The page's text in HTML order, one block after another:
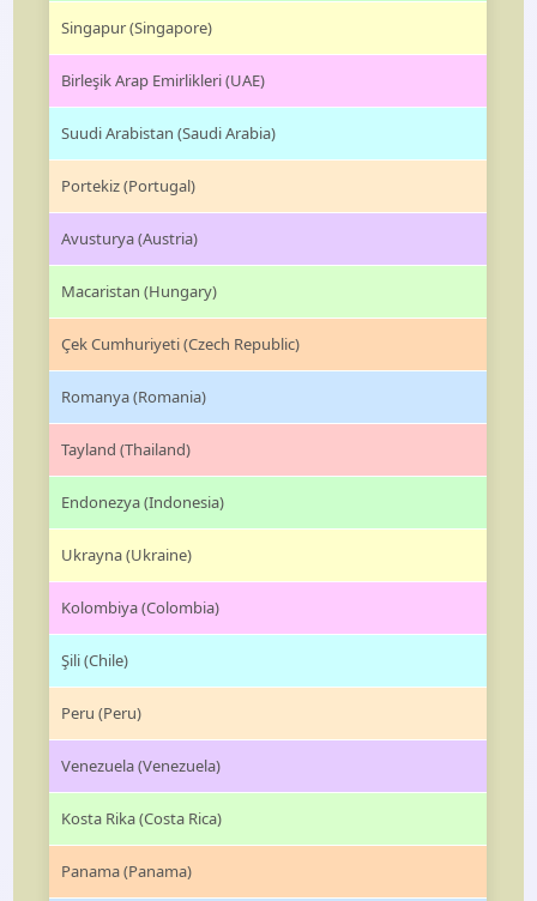
Singapur (Singapore)
Birleşik Arap Emirlikleri (UAE)
Suudi Arabistan (Saudi Arabia)
Portekiz (Portugal)
Avusturya (Austria)
Macaristan (Hungary)
Çek Cumhuriyeti (Czech Republic)
Romanya (Romania)
Tayland (Thailand)
Endonezya (Indonesia)
Ukrayna (Ukraine)
Kolombiya (Colombia)
Şili (Chile)
Peru (Peru)
Venezuela (Venezuela)
Kosta Rika (Costa Rica)
Panama (Panama)